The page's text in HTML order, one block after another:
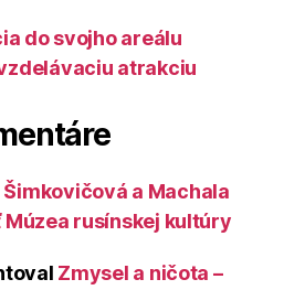
do svojho areálu
atrakciu
Šimkovičová a Machala
rusínskej kultúry
Zmysel a ničota –